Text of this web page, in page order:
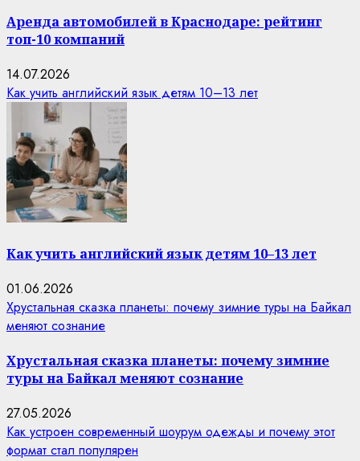
Аренда автомобилей в Краснодаре: рейтинг
топ-10 компаний
14.07.2026
Как учить английский язык детям 10–13 лет
Как учить английский язык детям 10–13 лет
01.06.2026
Хрустальная сказка планеты: почему зимние туры на Байкал
меняют сознание
Хрустальная сказка планеты: почему зимние
туры на Байкал меняют сознание
27.05.2026
Как устроен современный шоурум одежды и почему этот
формат стал популярен